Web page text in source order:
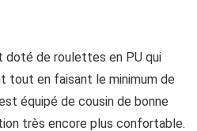
doté de roulettes en PU qui
tout en faisant le minimum de
équipé de cousin de bonne
très encore plus confortable.